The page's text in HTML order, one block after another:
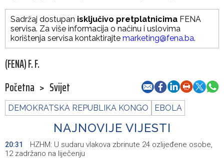
Sadržaj dostupan isključivo pretplatnicima FENA
servisa. Za više informacija o načinu i uslovima
korištenja servisa kontaktirajte marketing@fena.ba.
(FENA) F. F.
Početna > Svijet
DEMOKRATSKA REPUBLIKA KONGO EBOLA
NAJNOVIJE VIJESTI
20:31
HZHM: U sudaru vlakova zbrinute 24 ozlijeđene osobe,
12 zadržano na liječenju